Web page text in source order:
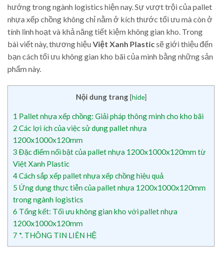
hướng trong ngành logistics hiện nay. Sự vượt trội của pallet
nhựa xếp chồng không chỉ nằm ở kích thước tối ưu mà còn ở
tính linh hoạt và khả năng tiết kiệm không gian kho. Trong
bài viết này, thương hiệuViệt Xanh Plasticsẽ giới thiệu đến
bạn cách tối ưu không gian kho bãi của mình bằng những sản
phẩm này.
Nội dung trang [hide]
1 Pallet nhựa xếp chồng: Giải pháp thông minh cho kho bãi
2 Các lợi ích của việc sử dụng pallet nhựa
1200x1000x120mm
3 Đặc điểm nổi bật của pallet nhựa 1200x1000x120mm từ
Việt Xanh Plastic
4Cách sắp xếp pallet nhựa xếp chồng hiệu quả
5 Ứng dụng thực tiễn của pallet nhựa 1200x1000x120mm
trong ngành logistics
6 Tổng kết: Tối ưu không gian kho với pallet nhựa
1200x1000x120mm
7 *. THÔNG TIN LIÊN HỆ